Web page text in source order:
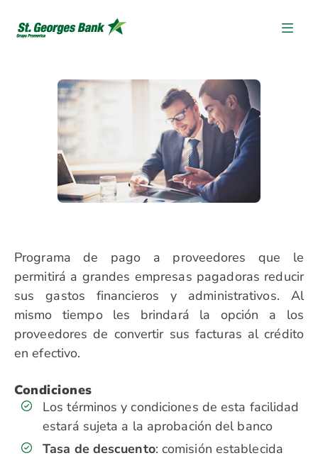
Programa de pago a proveedores que le
permitirá a grandes empresas pagadoras reducir
sus gastos financieros y administrativos. Al
mismo tiempo les brindará la opción a los
proveedores de convertir sus facturas al crédito
en efectivo.
Condiciones
Los términos y condiciones de esta facilidad
estará sujeta a la aprobación del banco
Tasa de descuento: comisión establecida